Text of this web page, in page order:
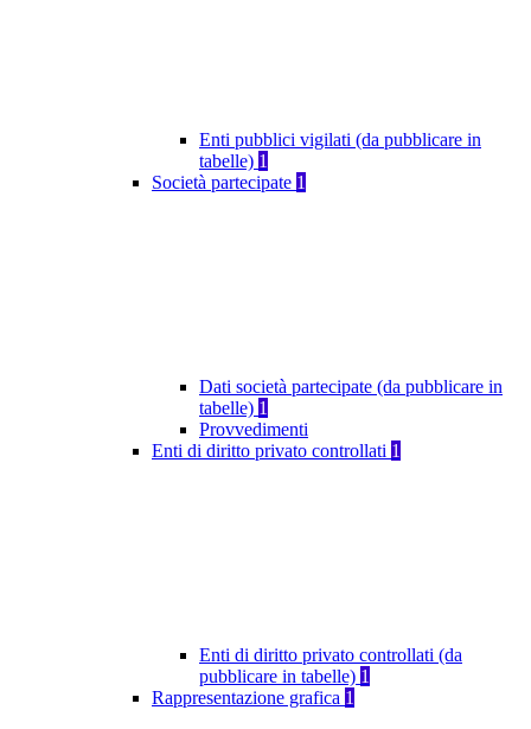
Enti pubblici vigilati (da pubblicare in
tabelle) 1
Società partecipate 1
Dati società partecipate (da pubblicare in
tabelle) 1
Provvedimenti
Enti di diritto privato controllati 1
Enti di diritto privato controllati (da
pubblicare in tabelle) 1
Rappresentazione grafica 1